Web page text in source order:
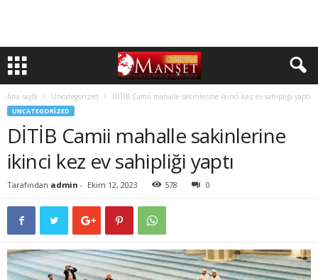
Ana sayfa Uncategorized DİTİB Camii mahalle sakinlerine ikinci kez ev sahipliği yaptı
UNCATEGORIZED
DİTİB Camii mahalle sakinlerine
ikinci kez ev sahipliği yaptı
Tarafından admin - Ekim 12, 2023 578 0